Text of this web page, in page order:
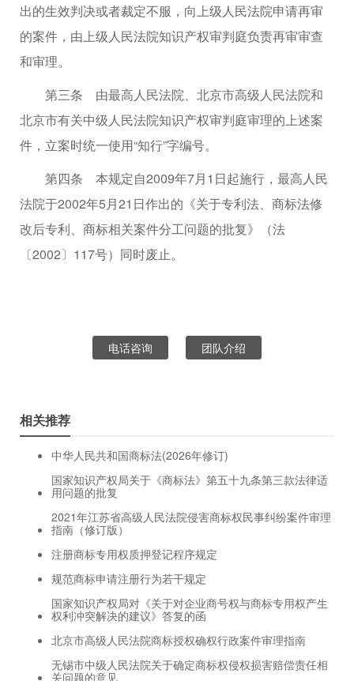
出的生效判决或者裁定不服，向上级人民法院申请再审
的案件，由上级人民法院知识产权审判庭负责再审审查
和审理。
第三条 由最高人民法院、北京市高级人民法院和
北京市有关中级人民法院知识产权审判庭审理的上述案
件，立案时统一使用“知行”字编号。
第四条 本规定自2009年7月1日起施行，最高人民
法院于2002年5月21日作出的《关于专利法、商标法修
改后专利、商标相关案件分工问题的批复》（法
〔2002〕117号）同时废止。
电话咨询 团队介绍
相关推荐
中华人民共和国商标法(2026年修订)
国家知识产权局关于《商标法》第五十九条第三款法律适
用问题的批复
2021年江苏省高级人民法院侵害商标权民事纠纷案件审理
指南（修订版）
注册商标专用权质押登记程序规定
规范商标申请注册行为若干规定
国家知识产权局对《关于对企业商号权与商标专用权产生
权利冲突解决的建议》答复的函
北京市高级人民法院商标授权确权行政案件审理指南
无锡市中级人民法院关于确定商标权侵权损害赔偿责任相
关问题的意见